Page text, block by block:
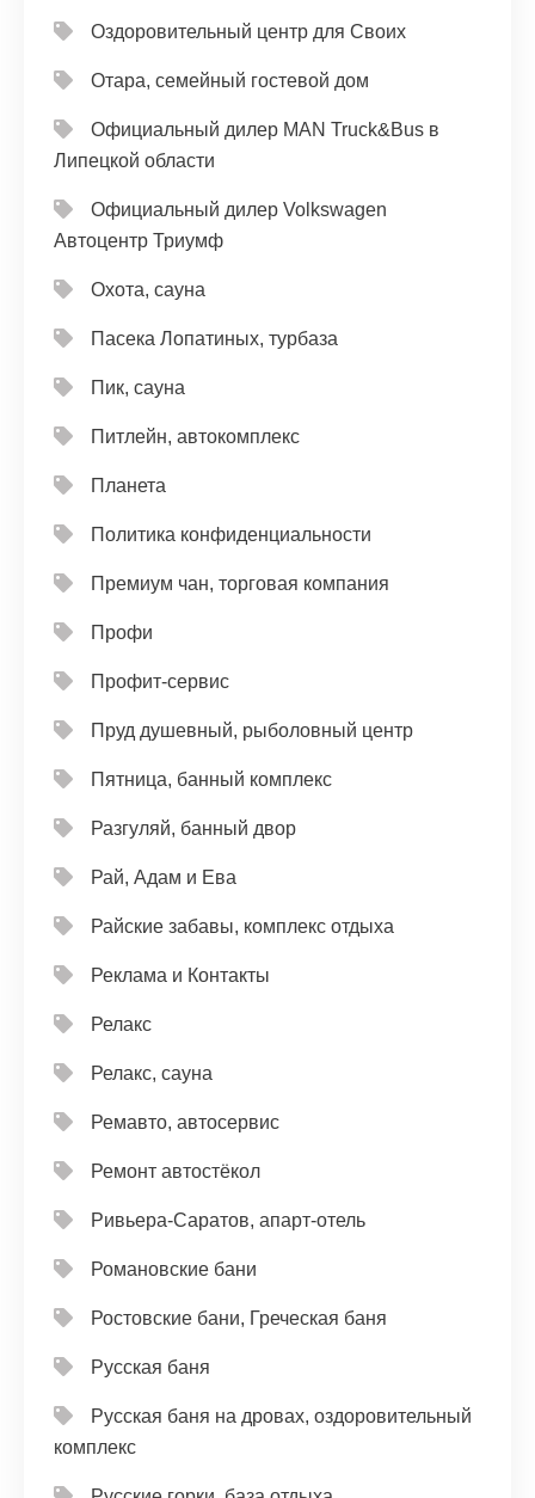
Оздоровительный центр для Своих
Отара, семейный гостевой дом
Официальный дилер MAN Truck&Bus в
Липецкой области
Официальный дилер Volkswagen
Автоцентр Триумф
Охота, сауна
Пасека Лопатиных, турбаза
Пик, сауна
Питлейн, автокомплекс
Планета
Политика конфиденциальности
Премиум чан, торговая компания
Профи
Профит-сервис
Пруд душевный, рыболовный центр
Пятница, банный комплекс
Разгуляй, банный двор
Рай, Адам и Ева
Райские забавы, комплекс отдыха
Реклама и Контакты
Релакс
Релакс, сауна
Ремавто, автосервис
Ремонт автостёкол
Ривьера-Саратов, апарт-отель
Романовские бани
Ростовские бани, Греческая баня
Русская баня
Русская баня на дровах, оздоровительный
комплекс